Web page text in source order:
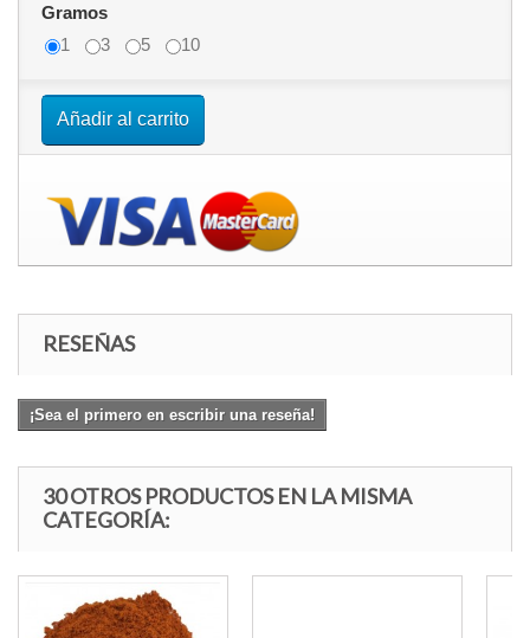
Gramos
1
3 5 10
Añadir al carrito
RESEÑAS
¡Sea el primero en escribir una reseña!
30 OTROS PRODUCTOS EN LA MISMA
CATEGORÍA: